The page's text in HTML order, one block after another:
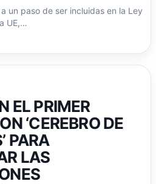
un paso de ser incluidas en la Ley
UE,…
EL PRIMER
‘CEREBRO DE
PARA
LAS